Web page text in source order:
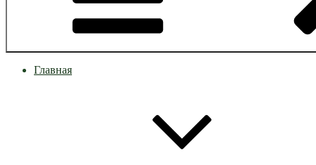
Главная